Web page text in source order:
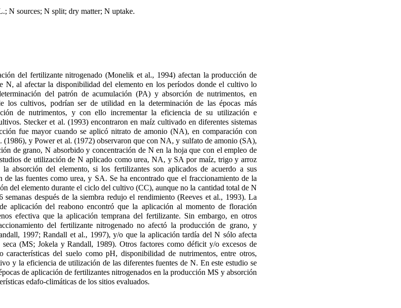
N sources; N split; dry matter; N uptake.
del fertilizante nitrogenado (Monelik et al., 1994) afectan la producción de
N, al afectar la disponibilidad del elemento en los períodos donde el cultivo lo
del patrón de acumulación (PA) y absorción de nutrimentos, en
los cultivos, podrían ser de utilidad en la determinación de las épocas más
de nutrimentos, y con ello incrementar la eficiencia de su utilización e
Stecker et al. (1993) encontraron en maíz cultivado en diferentes sistemas
fue mayor cuando se aplicó nitrato de amonio (NA), en comparación con
(1986), y Power et al. (1972) observaron que con NA, y sulfato de amonio (SA),
de grano, N absorbido y concentración de N en la hoja que con el empleo de
de utilización de N aplicado como urea, NA, y SA por maíz, trigo y arroz
la absorción del elemento, si los fertilizantes son aplicados de acuerdo a sus
de las fuentes como urea, y SA. Se ha encontrado que el fraccionamiento de la
del elemento durante el ciclo del cultivo (CC), aunque no la cantidad total de N
después de la siembra redujo el rendimiento (Reeves et al., 1993). La
aplicación del reabono encontró que la aplicación al momento de floración
efectiva que la aplicación temprana del fertilizante. Sin embargo, en otros
del fertilizante nitrogenado no afectó la producción de grano, y
1997; Randall et al., 1997), y/o que la aplicación tardía del N sólo afecta
(MS; Jokela y Randall, 1989). Otros factores como déficit y/o excesos de
características del suelo como pH, disponibilidad de nutrimentos, entre otros,
y la eficiencia de utilización de las diferentes fuentes de N. En este estudio se
de aplicación de fertilizantes nitrogenados en la producción MS y absorción
edafo-climáticas de los sitios evaluados.